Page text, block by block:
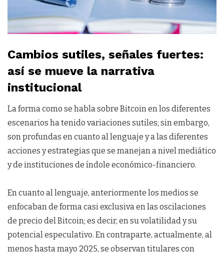
Cambios sutiles, señales fuertes:
así se mueve la narrativa
institucional
La forma como se habla sobre Bitcoin en los diferentes
escenarios ha tenido variaciones sutiles; sin embargo,
son profundas en cuanto al lenguaje y a las diferentes
acciones y estrategias que se manejan a nivel mediático
y de instituciones de índole económico-financiero.
En cuanto al lenguaje, anteriormente los medios se
enfocaban de forma casi exclusiva en las oscilaciones
de precio del Bitcoin; es decir, en su volatilidad y su
potencial especulativo. En contraparte, actualmente, al
menos hasta mayo 2025, se observan titulares con